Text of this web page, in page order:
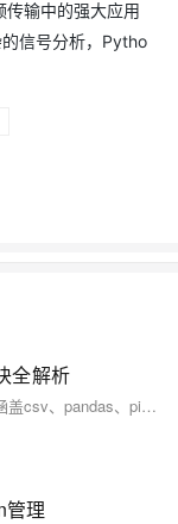
输中的强大应用
信号分析，Pytho
全解析
本文深入解析Python中12个核心数据处理模块，涵盖csv、pandas、pickle、shelve、struct、configparser、xml、numpy、array、sqlite3和msgpack，覆盖表格处理、序列化、配置管理、科学计算等六大场景，结合真实案例与决策树，助你高效应对各类数据挑战。（238字）
理